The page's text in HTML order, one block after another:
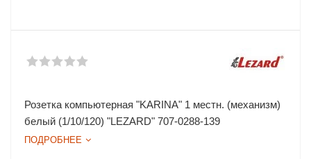
Розетка компьютерная "KARINA" 1 местн. (механизм)
белый (1/10/120) "LEZARD" 707-0288-139
ПОДРОБНЕЕ